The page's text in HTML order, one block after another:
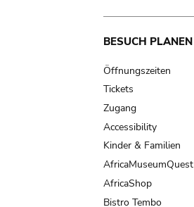
Main
BESUCH PLANEN
Öffnungszeiten
Tickets
Zugang
Accessibility
Kinder & Familien
AfricaMuseumQuest
AfricaShop
Bistro Tembo